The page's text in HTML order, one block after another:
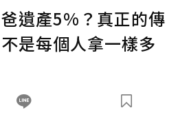
遺產5%？真正的傳
是每個人拿一樣多